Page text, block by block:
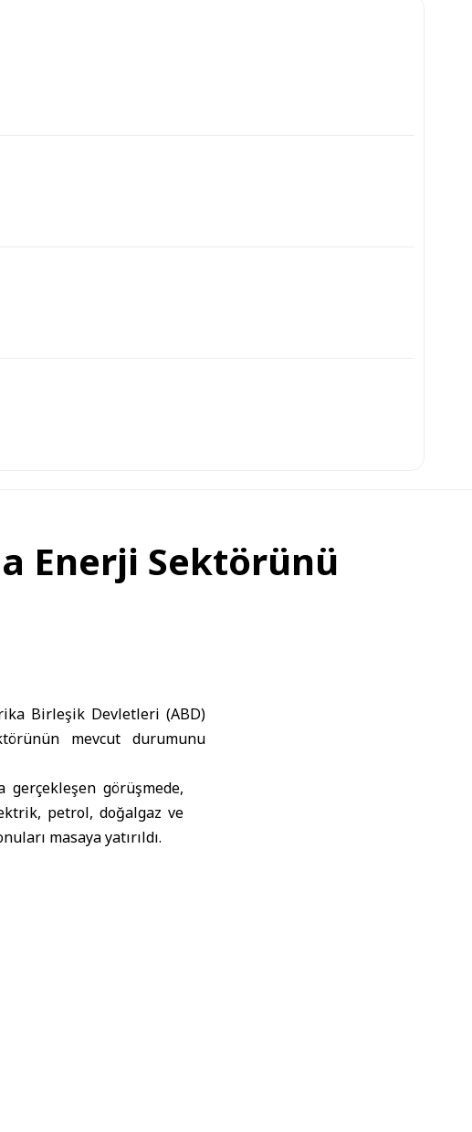
Enerji Sektörünü
Birleşik Devletleri (ABD)
mevcut durumunu
gerçekleşen görüşmede,
petrol, doğalgaz ve
masaya yatırıldı.